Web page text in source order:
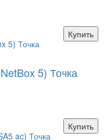
Купить
5) Точка
Купить